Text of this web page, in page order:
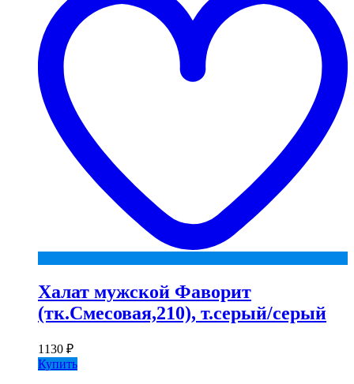
Халат мужской Фаворит
(тк.Смесовая,210), т.серый/серый
1130 ₽
Купить